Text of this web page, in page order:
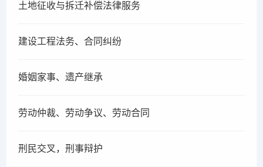
土地征收与拆迁补偿法律服务
建设工程法务、合同纠纷
婚姻家事、遗产继承
劳动仲裁、劳动争议、劳动合同
刑民交叉，刑事辩护